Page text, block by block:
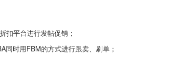
扣平台进行发帖促销；
同时用FBM的方式进行跟卖、刷单；